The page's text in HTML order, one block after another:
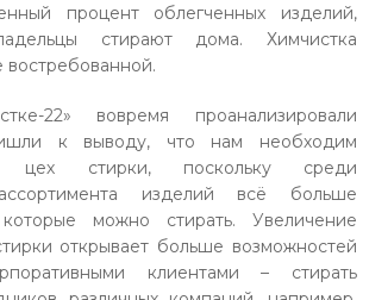
процент облегченных изделий,
стирают дома. Химчистка
востребованной.
22» вовремя проанализировали
к выводу, что нам необходим
цех стирки, поскольку среди
изделий всё больше
можно стирать. Увеличение
открывает больше возможностей
клиентами – стирать